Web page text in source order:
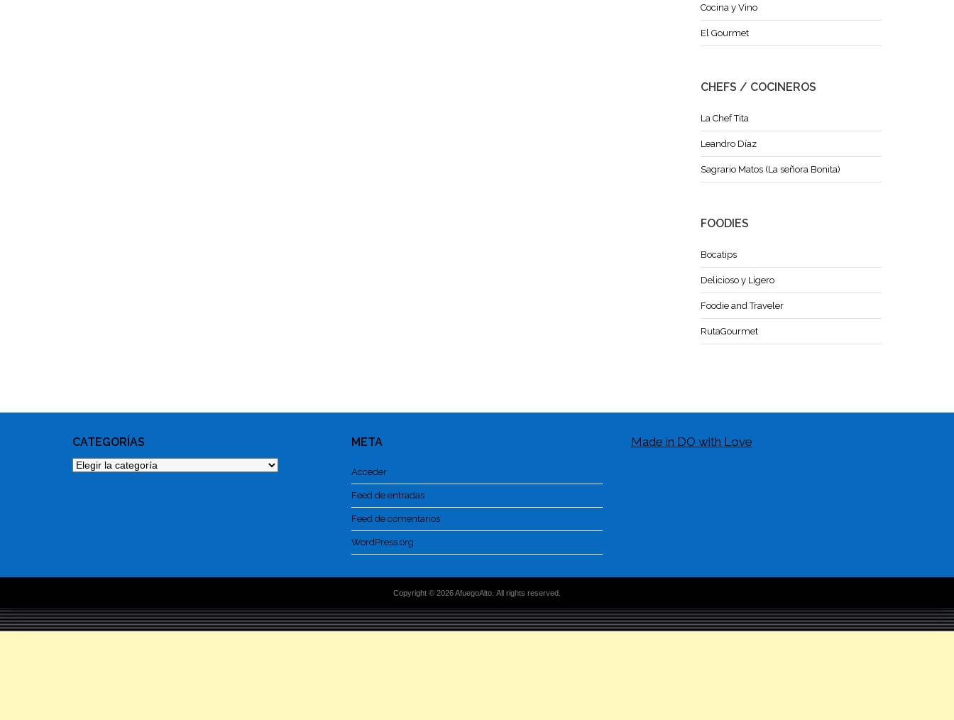
Cocina y Vino
El Gourmet
CHEFS / COCINEROS
La Chef Tita
Leandro Díaz
Sagrario Matos (La señora Bonita)
FOODIES
Bocatips
Delicioso y Ligero
Foodie and Traveler
RutaGourmet
CATEGORÍAS
Categorías
META
Acceder
Feed de entradas
Feed de comentarios
WordPress.org
Made in DO with Love
Copyright © 2026 AfuegoAlto. All rights reserved.